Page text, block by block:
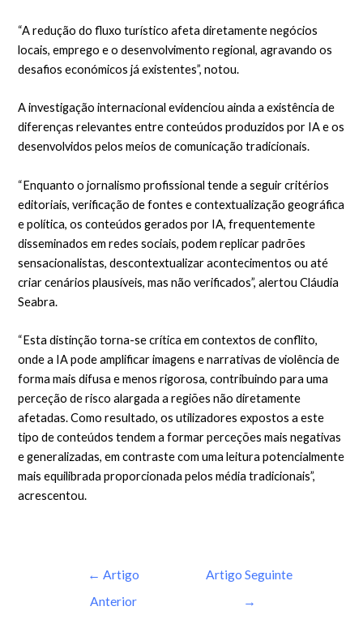
“A redução do fluxo turístico afeta diretamente negócios
locais, emprego e o desenvolvimento regional, agravando os
desafios económicos já existentes”, notou.
A investigação internacional evidenciou ainda a existência de
diferenças relevantes entre conteúdos produzidos por IA e os
desenvolvidos pelos meios de comunicação tradicionais.
“Enquanto o jornalismo profissional tende a seguir critérios
editoriais, verificação de fontes e contextualização geográfica
e política, os conteúdos gerados por IA, frequentemente
disseminados em redes sociais, podem replicar padrões
sensacionalistas, descontextualizar acontecimentos ou até
criar cenários plausíveis, mas não verificados”, alertou Cláudia
Seabra.
“Esta distinção torna-se crítica em contextos de conflito,
onde a IA pode amplificar imagens e narrativas de violência de
forma mais difusa e menos rigorosa, contribuindo para uma
perceção de risco alargada a regiões não diretamente
afetadas. Como resultado, os utilizadores expostos a este
tipo de conteúdos tendem a formar perceções mais negativas
e generalizadas, em contraste com uma leitura potencialmente
mais equilibrada proporcionada pelos média tradicionais”,
acrescentou.
← Artigo
Anterior
Artigo Seguinte
→